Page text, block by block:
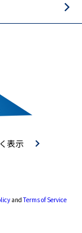
表示
andTerms of Service